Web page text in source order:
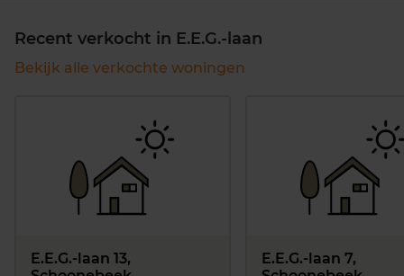
Recent verkocht in E.E.G.-laan
Bekijk alle verkochte woningen
E.E.G.-laan 13,
E.E.G.-laan 7,